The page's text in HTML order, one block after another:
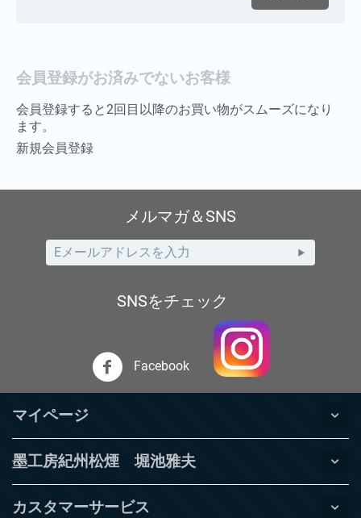
会員登録がお済みでないお客様
会員登録すると2回目以降のお買い物がスムーズになり
ます。
新規会員登録
メルマガ＆SNS
SNSをチェック
Facebook
マイページ
墨工房紀州松煙 堀池雅夫
カスタマーサービス